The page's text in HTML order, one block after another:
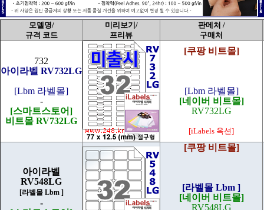
모델명/
규격 코드
미리보기/
프리뷰
판메처 /
구매처
732
아이라벨 RV732LG
[Lbm 라벨몰]
-
[스마트스토어]
비트몰 RV732LG
[쿠팡 비트몰]
[Lbm 라벨몰]
[네이버 비트몰]
RV732LG
[iLabels 옥션]
아이라벨
RV548LG
[라벨몰 Lbm ]
-
[쿠팡 비트몰]
[라벨몰 Lbm ]
[네이버 비트몰]
RV548LG